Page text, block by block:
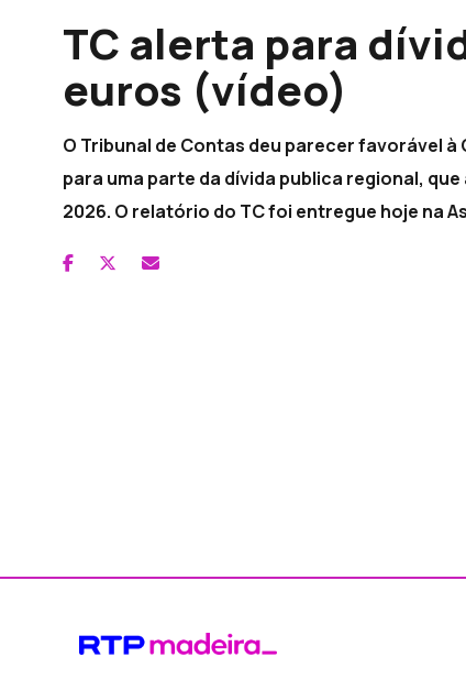
TC alerta para
euros (vídeo)
O Tribunal de Contas deu parecer favorável
para uma parte da dívida publica regional,
2026. O relatório do TC foi entregue hoje na